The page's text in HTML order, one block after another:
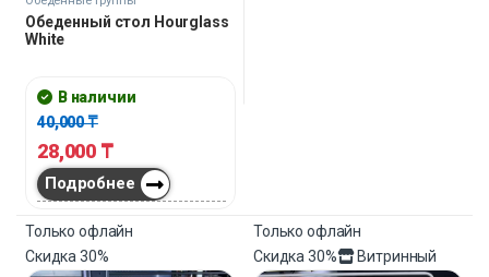
Обеденный стол Hourglass
White
В наличии
40,000₸
28,000 ₸
Подробнее
Только офлайн
Скидка30%
Только офлайн
Скидка30% Витринный